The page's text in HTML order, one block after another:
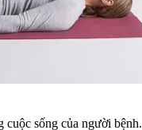
cuộc sống của người bệnh.